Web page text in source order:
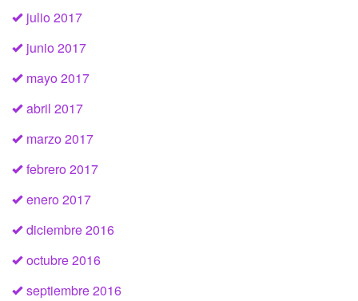
julio 2017
junio 2017
mayo 2017
abril 2017
marzo 2017
febrero 2017
enero 2017
diciembre 2016
octubre 2016
septiembre 2016